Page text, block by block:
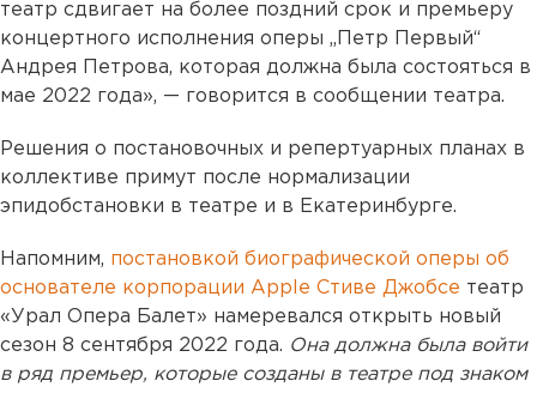
театр сдвигает на более поздний срок и премьеру
концертного исполнения оперы „Петр Первый“
Андрея Петрова, которая должна была состояться в
мае 2022 года», — говорится в сообщении театра.
Решения о постановочных и репертуарных планах в
коллективе примут после нормализации
эпидобстановки в театре и в Екатеринбурге.
Напомним, постановкой биографической оперы об
основателе корпорации Apple Стиве Джобсе театр
«Урал Опера Балет» намеревался открыть новый
сезон 8 сентября 2022 года. Она должна была войти
в ряд премьер, которые созданы в театре под знаком